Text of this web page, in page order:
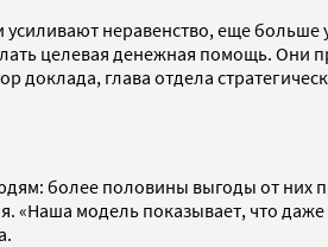
неравенство, еще больше
целевая денежная помощь. Они
глава отдела
более половины выгоды от них
«Наша модель показывает, что